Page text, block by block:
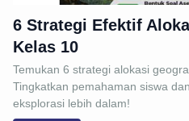
6 Strategi Efektif
Kelas 10
Temukan 6 strategi alokasi
Tingkatkan pemahaman siswa
eksplorasi lebih dalam!